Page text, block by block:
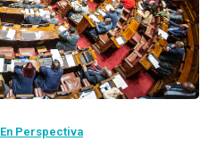
En Perspectiva